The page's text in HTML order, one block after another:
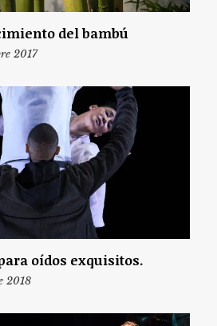
del bambú
2017
oídos exquisitos.
2018